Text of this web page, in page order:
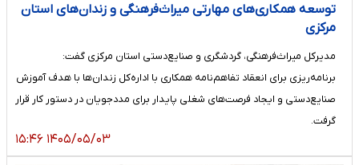
توسعه همکاری‌های مهارتی میراث‌فرهنگی و زندان‌های استان
مرکزی
مدیرکل میراث‌فرهنگی، گردشگری و صنایع‌دستی استان مرکزی گفت:
برنامه‌ریزی برای انعقاد تفاهم‌نامه همکاری با اداره‌کل زندان‌ها با هدف آموزش
صنایع‌دستی و ایجاد فرصت‌های شغلی پایدار برای مددجویان در دستور کار قرار
گرفت.
۱۴۰۵/۰۵/۰۳ ۱۵:۴۶